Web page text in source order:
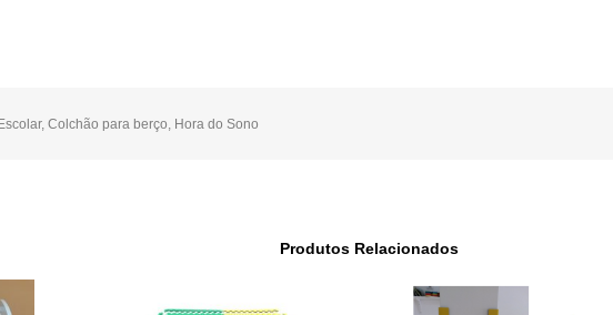
, Colchão para berço, Hora do Sono
Produtos Relacionados